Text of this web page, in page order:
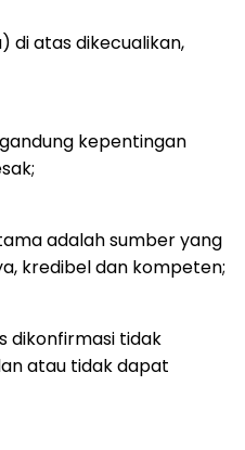
di atas dikecualikan,
kepentingan
adalah sumber yang
kredibel dan kompeten;
dikonfirmasi tidak
atau tidak dapat